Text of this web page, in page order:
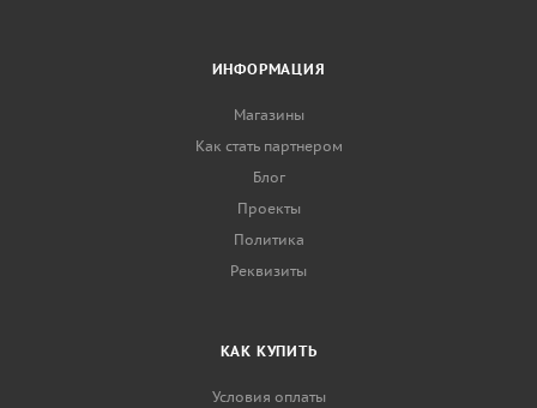
ИНФОРМАЦИЯ
Магазины
Как стать партнером
Блог
Проекты
Политика
Реквизиты
КАК КУПИТЬ
Условия оплаты